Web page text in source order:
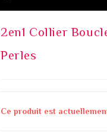
2en1 Collier
Perles
Ce produit est